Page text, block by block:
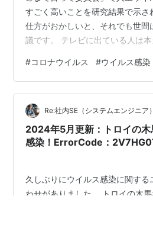
すごく高いことを研究結果で示
仕方がおかしいと、それでも世間
議です。 テレビに出ている人は
ザーは番組のスポンサーだったり
知っている人は全人口の1%位な
のだ、と思います。 生物学の知
話ではなくて、悪魔のような人
うことを理解できるかどうかと
「コロナワクチンが危険な理由
#コロナウイルス #ウイルス感染
Re:社内SE（システムエンジニア
2024年5月更新：トロイの木
感染！ErrorCode：